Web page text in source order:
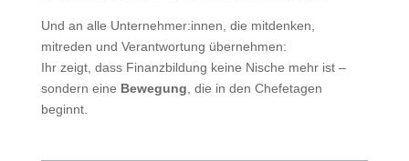
Und an alle Unternehmer:innen, die mitdenken,
mitreden und Verantwortung übernehmen:
Ihr zeigt, dass Finanzbildung keine Nische mehr ist –
sondern eine Bewegung , die in den Chefetagen
beginnt.